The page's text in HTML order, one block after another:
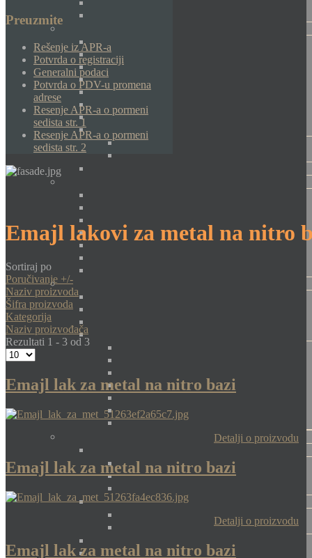
Preuzmite
Rešenje iz APR-a
Potvrda o registraciji
Generalni podaci
Potvrda o PDV-u promena
adrese
Resenje APR-a o pormeni
sedista str. 1
Resenje APR-a o pormeni
sedista str. 2
Emajl lakovi za metal na nitro
Sortiraj po
Poručivanje +/-
Naziv proizvoda
Šifra proizvoda
Kategorija
Naziv proizvođača
Rezultati 1 - 3 od 3
Emajl lak za metal na nitro bazi
Detalji o proizvodu
Emajl lak za metal na nitro bazi
Detalji o proizvodu
Emajl lak za metal na nitro bazi